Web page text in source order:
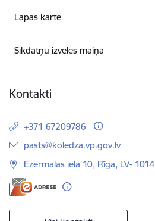
Lapas karte
Sīkdatņu izvēles maiņa
Kontakti
+371 67209786
E-pasts:
pasts@koledza.vp.gov.lv
Ezermalas iela 10, Rīga, LV- 1014